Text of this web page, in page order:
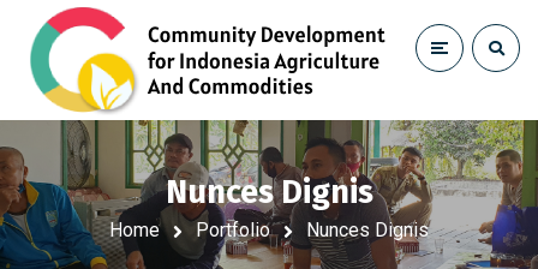
Nunces Dignis
Home Portfolio Nunces Dignis